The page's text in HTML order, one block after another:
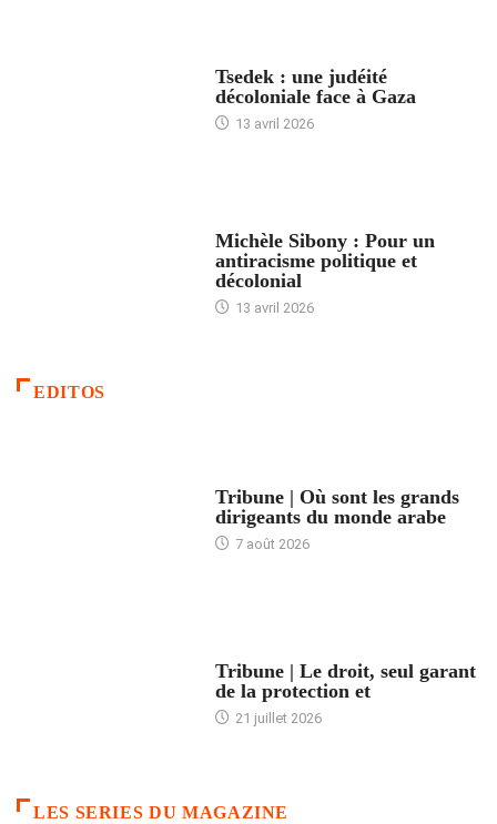
Tsedek : une judéité
décoloniale face à Gaza
13 avril 2026
Michèle Sibony : Pour un
antiracisme politique et
décolonial
13 avril 2026
EDITOS
Tribune | Où sont les grands
dirigeants du monde arabe
7 août 2026
Tribune | Le droit, seul garant
de la protection et
21 juillet 2026
LES SERIES DU MAGAZINE